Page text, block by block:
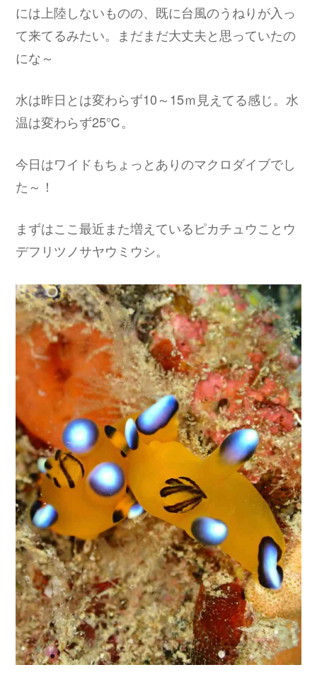
には上陸しないものの、既に台風のうねりが入っ
て来てるみたい。まだまだ大丈夫と思っていたの
にな～
水は昨日とは変わらず10～15ｍ見えてる感じ。水
温は変わらず25℃。
今日はワイドもちょっとありのマクロダイブでし
た～！
まずはここ最近また増えているピカチュウことウ
デフリツノサヤウミウシ。